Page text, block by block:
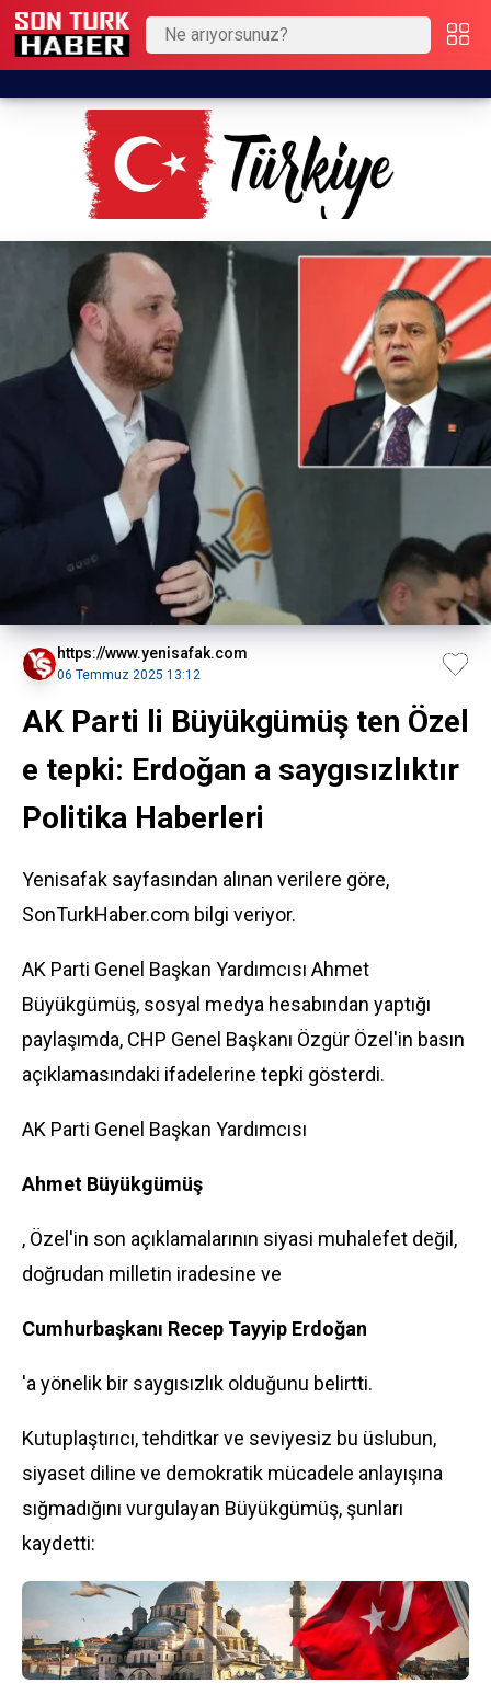
https://www.yenisafak.com
06 Temmuz 2025 13:12
AK Parti li Büyükgümüş ten Özel
e tepki: Erdoğan a saygısızlıktır
Politika Haberleri
Yenisafak sayfasından alınan verilere göre,
SonTurkHaber.com bilgi veriyor.
AK Parti Genel Başkan Yardımcısı Ahmet
Büyükgümüş, sosyal medya hesabından yaptığı
paylaşımda, CHP Genel Başkanı Özgür Özel'in basın
açıklamasındaki ifadelerine tepki gösterdi.
AK Parti Genel Başkan Yardımcısı
Ahmet Büyükgümüş
, Özel'in son açıklamalarının siyasi muhalefet değil,
doğrudan milletin iradesine ve
Cumhurbaşkanı Recep Tayyip Erdoğan
'a yönelik bir saygısızlık olduğunu belirtti.
Kutuplaştırıcı, tehditkar ve seviyesiz bu üslubun,
siyaset diline ve demokratik mücadele anlayışına
sığmadığını vurgulayan Büyükgümüş, şunları
kaydetti: